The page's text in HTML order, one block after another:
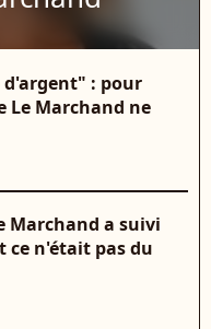
d'argent" : pour
Marchand ne
Marchand a suivi
ce n'était pas du